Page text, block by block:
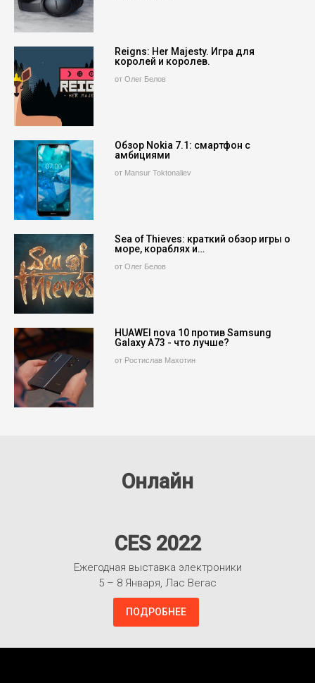
Reigns: Her Majesty. Игра для
королей и королев.
от Олег Белов
Обзор Nokia 7.1: смартфон с
амбициями
от Mansur Toktonaliev
Sea of Thieves: краткий обзор игры о
море, кораблях и…
от Олег Белов
HUAWEI nova 10 против Samsung
Galaxy A73 - что лучше?
от Ростислав Махотин
Онлайн
CES 2022
Ежегодная выставка электроники
5 – 8 Января, Лас Вегас
ПОДРОБНЕЕ